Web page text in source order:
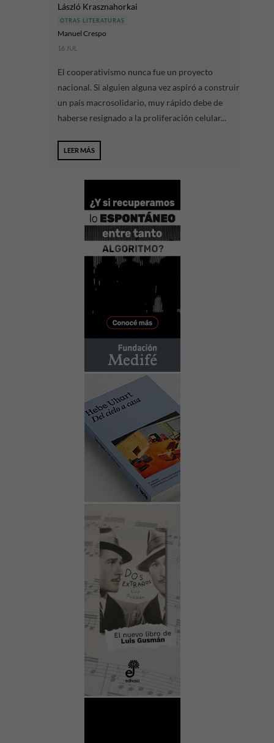
László Krasznahorkai
OTRAS LITERATURAS
Manuel Crespo
16 JUL
El cooperativismo nunca fue un proyecto
nacional. Si alguien alguna vez aspiró a construir
un país macrosolidario, muy rápido debe de
haberse resignado a la proliferación celular...
LEER MÁS